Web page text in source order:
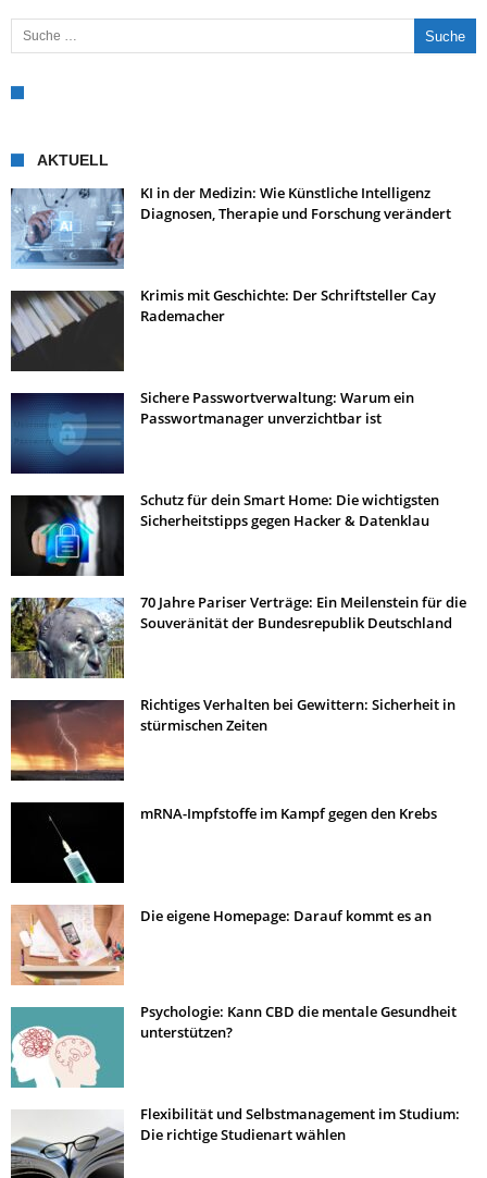
Suche nach:
AKTUELL
KI in der Medizin: Wie Künstliche Intelligenz
Diagnosen, Therapie und Forschung verändert
Krimis mit Geschichte: Der Schriftsteller Cay
Rademacher
Sichere Passwortverwaltung: Warum ein
Passwortmanager unverzichtbar ist
Schutz für dein Smart Home: Die wichtigsten
Sicherheitstipps gegen Hacker & Datenklau
70 Jahre Pariser Verträge: Ein Meilenstein für die
Souveränität der Bundesrepublik Deutschland
Richtiges Verhalten bei Gewittern: Sicherheit in
stürmischen Zeiten
mRNA-Impfstoffe im Kampf gegen den Krebs
Die eigene Homepage: Darauf kommt es an
Psychologie: Kann CBD die mentale Gesundheit
unterstützen?
Flexibilität und Selbstmanagement im Studium:
Die richtige Studienart wählen